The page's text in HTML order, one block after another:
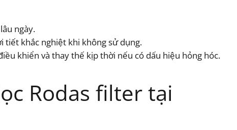
ngày.
tiết khắc nghiệt khi không sử dụng.
khiển và thay thế kịp thời nếu có dấu hiệu hỏng hóc.
Rodas filter tại